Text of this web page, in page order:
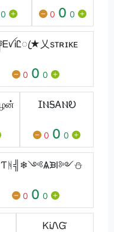
0 0 0 0
乂sᴛʀɪᴋᴇ
0 0 0
ⵊⲚᎦᎪⲚᎧ
0 0 0
0 0 0
ᏦᎥᏁᏳ